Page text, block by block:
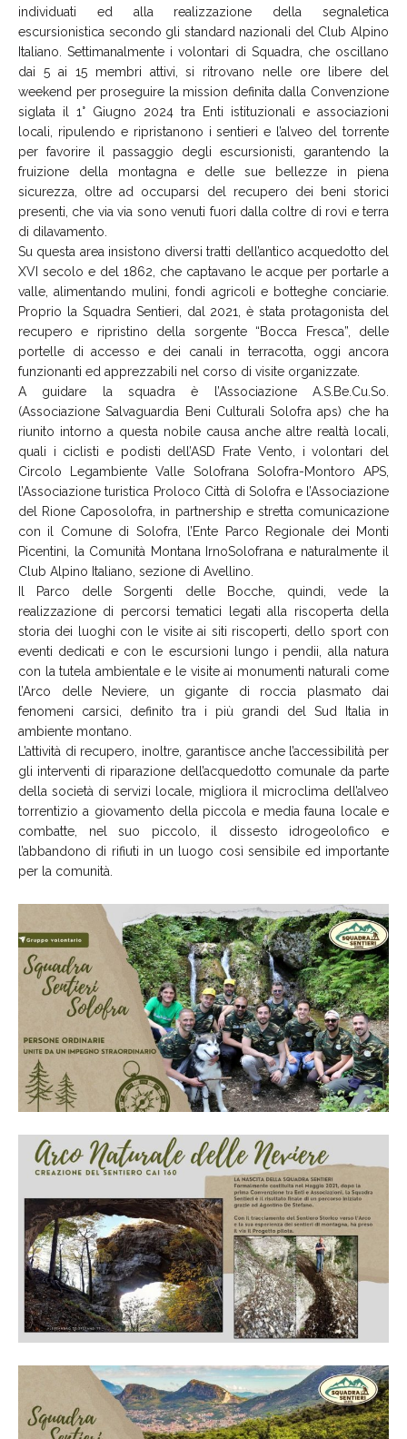
individuati ed alla realizzazione della segnaletica
escursionistica secondo gli standard nazionali del Club Alpino
Italiano. Settimanalmente i volontari di Squadra, che oscillano
dai 5 ai 15 membri attivi, si ritrovano nelle ore libere del
weekend per proseguire la mission definita dalla Convenzione
siglata il 1° Giugno 2024 tra Enti istituzionali e associazioni
locali, ripulendo e ripristanono i sentieri e l’alveo del torrente
per favorire il passaggio degli escursionisti, garantendo la
fruizione della montagna e delle sue bellezze in piena
sicurezza, oltre ad occuparsi del recupero dei beni storici
presenti, che via via sono venuti fuori dalla coltre di rovi e terra
di dilavamento.
Su questa area insistono diversi tratti dell’antico acquedotto del
XVI secolo e del 1862, che captavano le acque per portarle a
valle, alimentando mulini, fondi agricoli e botteghe conciarie.
Proprio la Squadra Sentieri, dal 2021, è stata protagonista del
recupero e ripristino della sorgente “Bocca Fresca”, delle
portelle di accesso e dei canali in terracotta, oggi ancora
funzionanti ed apprezzabili nel corso di visite organizzate.
A guidare la squadra è l’Associazione A.S.Be.Cu.So.
(Associazione Salvaguardia Beni Culturali Solofra aps) che ha
riunito intorno a questa nobile causa anche altre realtà locali,
quali i ciclisti e podisti dell’ASD Frate Vento, i volontari del
Circolo Legambiente Valle Solofrana Solofra-Montoro APS,
l’Associazione turistica Proloco Città di Solofra e l’Associazione
del Rione Caposolofra, in partnership e stretta comunicazione
con il Comune di Solofra, l’Ente Parco Regionale dei Monti
Picentini, la Comunità Montana IrnoSolofrana e naturalmente il
Club Alpino Italiano, sezione di Avellino.
Il Parco delle Sorgenti delle Bocche, quindi, vede la
realizzazione di percorsi tematici legati alla riscoperta della
storia dei luoghi con le visite ai siti riscoperti, dello sport con
eventi dedicati e con le escursioni lungo i pendii, alla natura
con la tutela ambientale e le visite ai monumenti naturali come
l’Arco delle Neviere, un gigante di roccia plasmato dai
fenomeni carsici, definito tra i più grandi del Sud Italia in
ambiente montano.
L’attività di recupero, inoltre, garantisce anche l’accessibilità per
gli interventi di riparazione dell’acquedotto comunale da parte
della società di servizi locale, migliora il microclima dell’alveo
torrentizio a giovamento della piccola e media fauna locale e
combatte, nel suo piccolo, il dissesto idrogeolofico e
l’abbandono di rifiuti in un luogo così sensibile ed importante
per la comunità.